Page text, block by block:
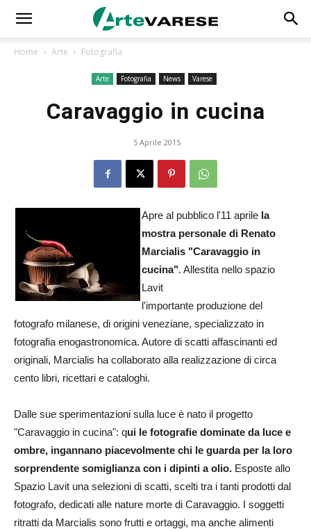
Home Arte Fotografia
Arte Fotografia News Varese
Caravaggio in cucina
5 Aprile 2015
Apre al pubblico l'11 aprile la
mostra personale di Renato
Marcialis "Caravaggio in
cucina". Allestita nello spazio
Lavit
l'importante produzione del
fotografo milanese, di origini veneziane, specializzato in
fotografia enogastronomica. Autore di scatti affascinanti ed
originali, Marcialis ha collaborato alla realizzazione di circa
cento libri, ricettari e cataloghi.
Dalle sue sperimentazioni sulla luce è nato il progetto
"Caravaggio in cucina": qui le fotografie dominate da luce e
ombre, ingannano piacevolmente chi le guarda per la loro
sorprendente somiglianza con i dipinti a olio. Esposte allo
Spazio Lavit una selezioni di scatti, scelti tra i tanti prodotti dal
fotografo, dedicati alle nature morte di Caravaggio. I soggetti
ritratti da Marcialis sono frutti e ortaggi, ma anche alimenti